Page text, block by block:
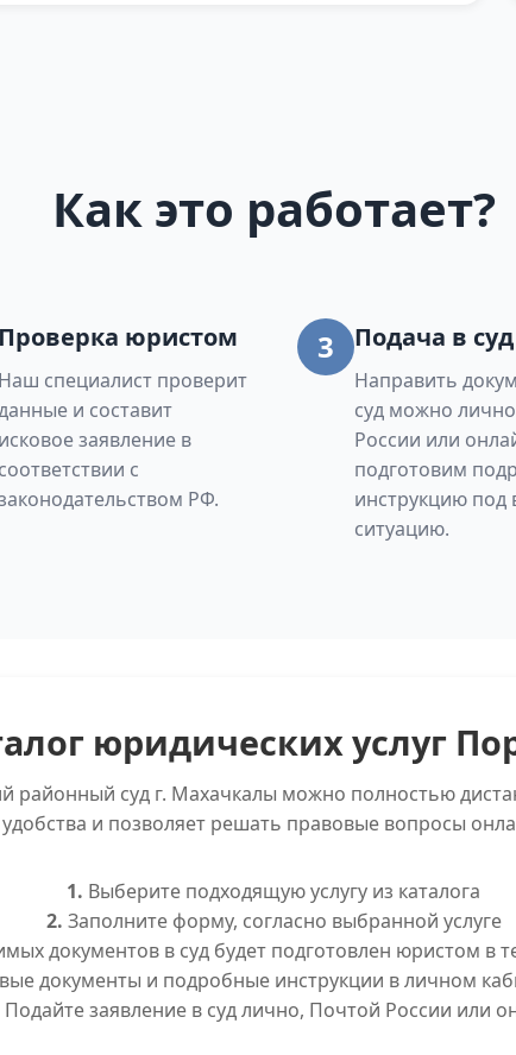
Как это работает?
Проверка юристом
Наш специалист проверит
и составит
исковое заявление в
соответствии с
РФ.
3 Подача в суд
Направить
суд можно
России или
подготовим
инструкцию под
ситуацию.
юридических услуг
районный суд г. Махачкалы можно полностью
удобства и позволяет решать правовые вопросы
1. Выберите подходящую услугу из каталога
2. Заполните форму, согласно выбранной услуге
документов в суд будет подготовлен юристом в
документы и подробные инструкции в личном
Подайте заявление в суд лично, Почтой России или